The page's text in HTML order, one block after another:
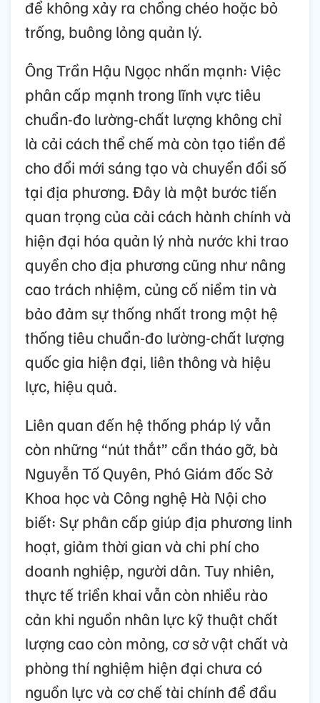
để không xảy ra chồng chéo hoặc bỏ
trống, buông lỏng quản lý.
Ông Trần Hậu Ngọc nhấn mạnh: Việc
phân cấp mạnh trong lĩnh vực tiêu
chuẩn-đo lường-chất lượng không chỉ
là cải cách thể chế mà còn tạo tiền đề
cho đổi mới sáng tạo và chuyển đổi số
tại địa phương. Đây là một bước tiến
quan trọng của cải cách hành chính và
hiện đại hóa quản lý nhà nước khi trao
quyền cho địa phương cũng như nâng
cao trách nhiệm, củng cố niềm tin và
bảo đảm sự thống nhất trong một hệ
thống tiêu chuẩn-đo lường-chất lượng
quốc gia hiện đại, liên thông và hiệu
lực, hiệu quả.
Liên quan đến hệ thống pháp lý vẫn
còn những “nút thắt” cần tháo gỡ, bà
Nguyễn Tố Quyên, Phó Giám đốc Sở
Khoa học và Công nghệ Hà Nội cho
biết: Sự phân cấp giúp địa phương linh
hoạt, giảm thời gian và chi phí cho
doanh nghiệp, người dân. Tuy nhiên,
thực tế triển khai vẫn còn nhiều rào
cản khi nguồn nhân lực kỹ thuật chất
lượng cao còn mỏng, cơ sở vật chất và
phòng thí nghiệm hiện đại chưa có
nguồn lực và cơ chế tài chính để đầu